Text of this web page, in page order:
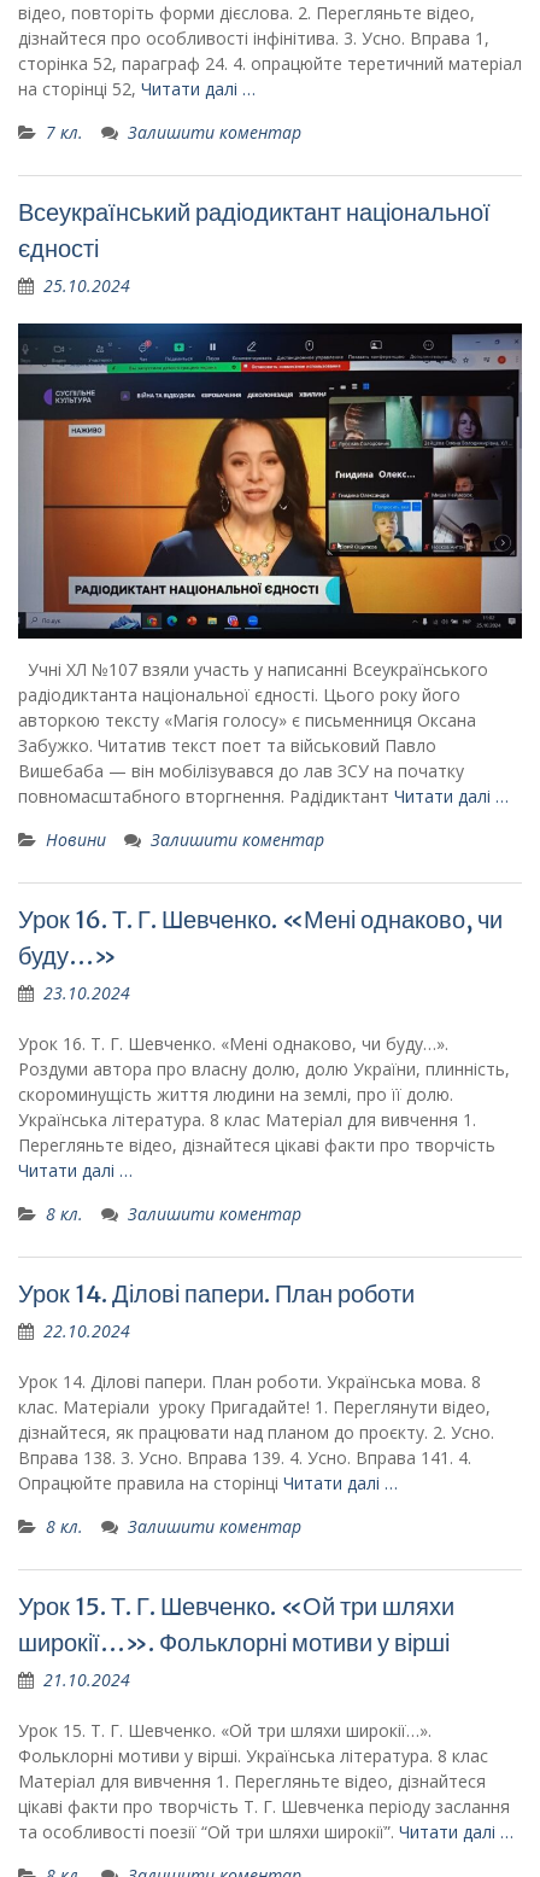
відео, повторіть форми дієслова. 2. Перегляньте відео,
дізнайтеся про особливості інфінітива. 3. Усно. Вправа 1,
сторінка 52, параграф 24. 4. опрацюйте теретичний матеріал
на сторінці 52, Читати далі …
7 кл.
Залишити коментар
Всеукраїнський радіодиктант національної
єдності
25.10.2024
Учні ХЛ №107 взяли участь у написанні Всеукраїнського
радіодиктанта національної єдності. Цього року його
авторкою тексту «Магія голосу» є письменниця Оксана
Забужко. Читатив текст поет та військовий Павло
Вишебаба — він мобілізувався до лав ЗСУ на початку
повномасштабного вторгнення. Радідиктант Читати далі …
Новини
Залишити коментар
Урок 16. Т. Г. Шевченко. «Мені однаково, чи
буду…»
23.10.2024
Урок 16. Т. Г. Шевченко. «Мені однаково, чи буду…».
Роздуми автора про власну долю, долю України, плинність,
скороминущість життя людини на землі, про її долю.
Українська література. 8 клас Матеріал для вивчення 1.
Перегляньте відео, дізнайтеся цікаві факти про творчість
Читати далі …
8 кл.
Залишити коментар
Урок 14. Ділові папери. План роботи
22.10.2024
Урок 14. Ділові папери. План роботи. Українська мова. 8
клас. Матеріали уроку Пригадайте! 1. Переглянути відео,
дізнайтеся, як працювати над планом до проєкту. 2. Усно.
Вправа 138. 3. Усно. Вправа 139. 4. Усно. Вправа 141. 4.
Опрацюйте правила на сторінці Читати далі …
8 кл.
Залишити коментар
Урок 15. Т. Г. Шевченко. «Ой три шляхи
широкії…». Фольклорні мотиви у вірші
21.10.2024
Урок 15. Т. Г. Шевченко. «Ой три шляхи широкії…».
Фольклорні мотиви у вірші. Українська література. 8 клас
Матеріал для вивчення 1. Перегляньте відео, дізнайтеся
цікаві факти про творчість Т. Г. Шевченка періоду заслання
та особливості поезії “Ой три шляхи широкії”. Читати далі …